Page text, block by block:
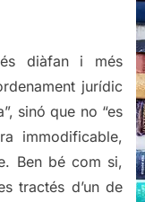
diàfan i més
jurídic
sinó que no “es
immodificable,
Ben bé com si,
tractés d’un de